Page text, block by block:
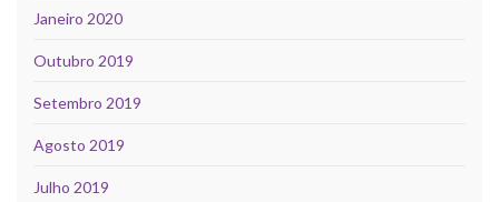
Janeiro 2020
Outubro 2019
Setembro 2019
Agosto 2019
Julho 2019